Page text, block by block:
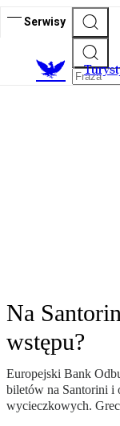
Serwisy
T
Na
wstępu?
Europejski Bank
biletów na Santorini i
wycieczkowych.